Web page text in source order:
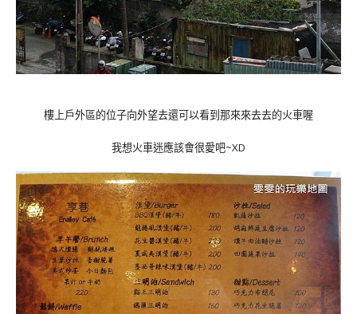
樓上戶外區的位子向外望去還可以看到那來來去去的火車喔
我想火車迷應該會很愛吧~XD